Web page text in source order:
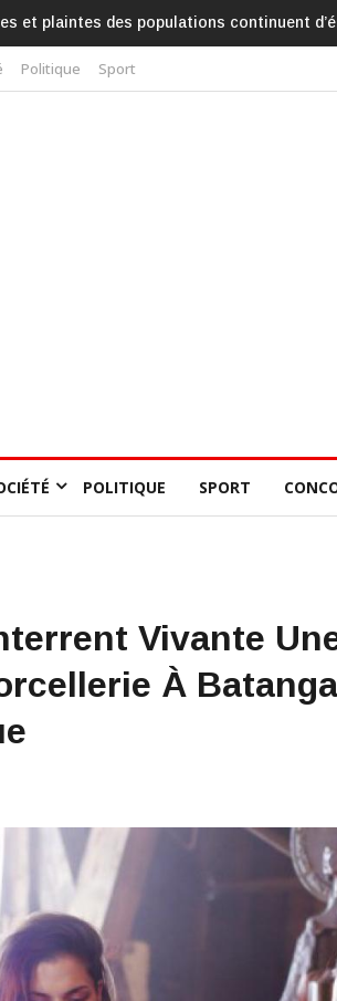
et plaintes des populations continuent
Politique Sport
POLITIQUE SPORT
Vivante
À